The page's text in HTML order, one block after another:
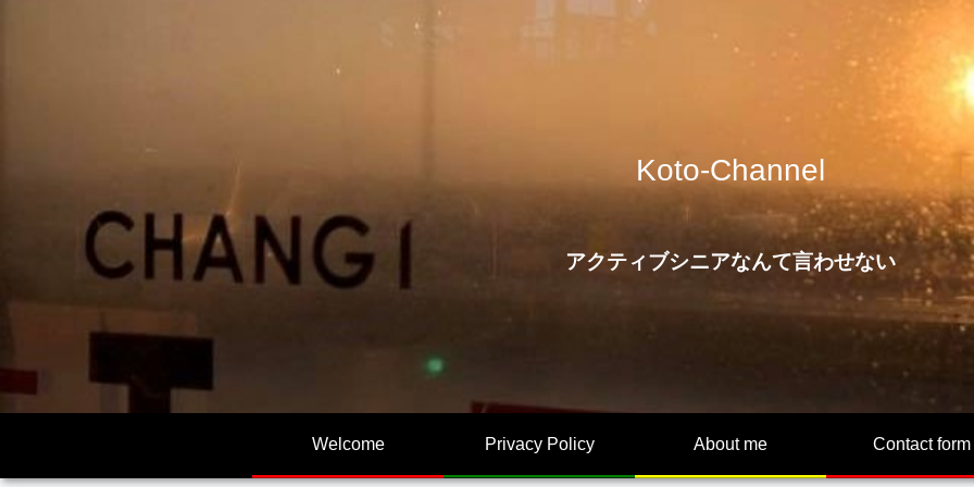
Koto-Channel
アクティブシニアなんて言わせない
Welcome Privacy Policy About me Contact form